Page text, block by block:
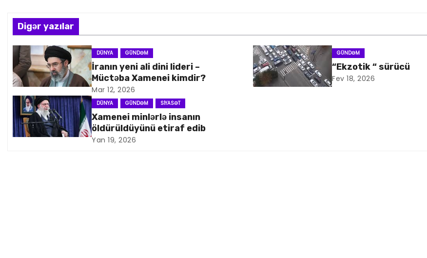
z
ı
n
a
v
i
Digər yazılar
DÜNYA GÜNDƏM
İranın yeni ali dini lideri –
Müctəba Xamenei kimdir?
Mar 12, 2026
GÜNDƏM
“Ekzotik “ sürücü
Fev 18, 2026
DÜNYA GÜNDƏM SIYASƏT
Xamenei minlərlə insanın
öldürüldüyünü etiraf edib
Yan 19, 2026